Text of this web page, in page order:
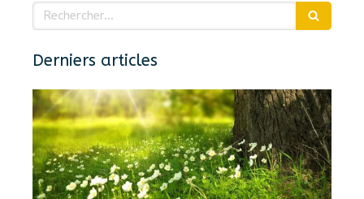
Rechercher
Derniers articles